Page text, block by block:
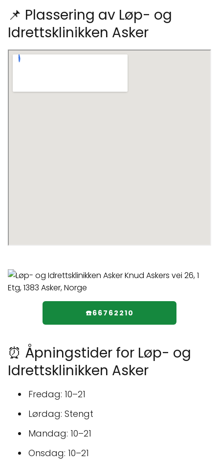
📌 Plassering av Løp- og
Idrettsklinikken Asker
☎️66762210
⏰ Åpningstider for Løp- og
Idrettsklinikken Asker
Fredag: 10–21
Lørdag: Stengt
Mandag: 10–21
Onsdag: 10–21